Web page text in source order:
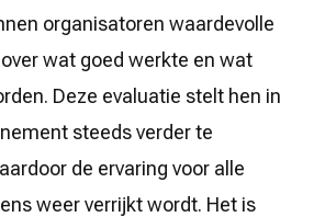
organisatoren waardevolle
wat goed werkte en wat
Deze evaluatie stelt hen in
steeds verder te
de ervaring voor alle
weer verrijkt wordt. Het is